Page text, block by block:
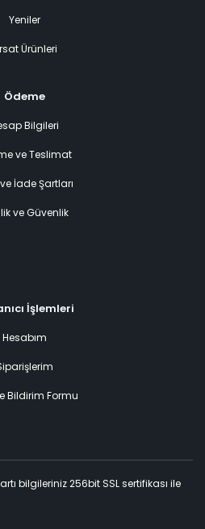
Yeniler
Ürünleri
Ödeme
Bilgileri
ve Teslimat
İade Şartları
ve Güvenlik
İşlemleri
Hesabım
Bildirim Formu
bilgileriniz 256bit SSL sertifikası ile